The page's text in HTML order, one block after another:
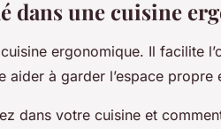
dans une cuisine
ergonomique. Il facilite
à garder l’espace propre
dans votre cuisine et